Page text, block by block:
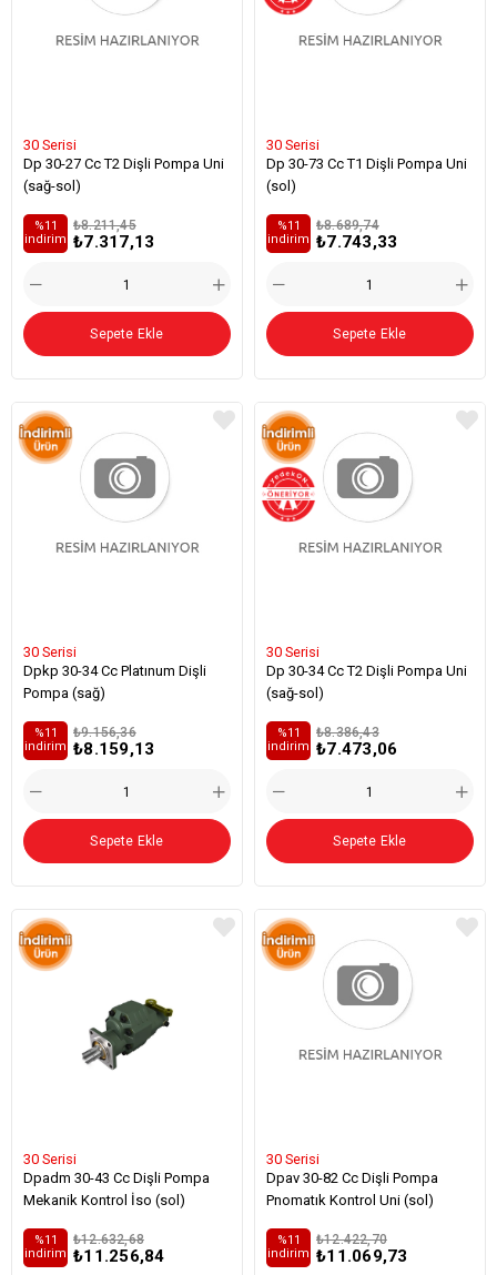
30 Serisi
Dp 30-27 Cc T2 Dişli Pompa Uni
(sağ-sol)
₺7.317,13
₺8.211,45
%11
i̇ndirim
Sepete Ekle
30 Serisi
Dp 30-73 Cc T1 Dişli Pompa Uni
(sol)
₺7.743,33
₺8.689,74
%11
i̇ndirim
Sepete Ekle
30 Serisi
Dpkp 30-34 Cc Platınum Dişli
Pompa (sağ)
₺8.159,13
₺9.156,36
%11
i̇ndirim
Sepete Ekle
30 Serisi
Dp 30-34 Cc T2 Dişli Pompa Uni
(sağ-sol)
₺7.473,06
₺8.386,43
%11
i̇ndirim
Sepete Ekle
30 Serisi
Dpadm 30-43 Cc Dişli Pompa
Mekanik Kontrol İso (sol)
₺11.256,84
₺12.632,68
%11
i̇ndirim
30 Serisi
Dpav 30-82 Cc Dişli Pompa
Pnomatık Kontrol Uni (sol)
₺11.069,73
₺12.422,70
%11
i̇ndirim